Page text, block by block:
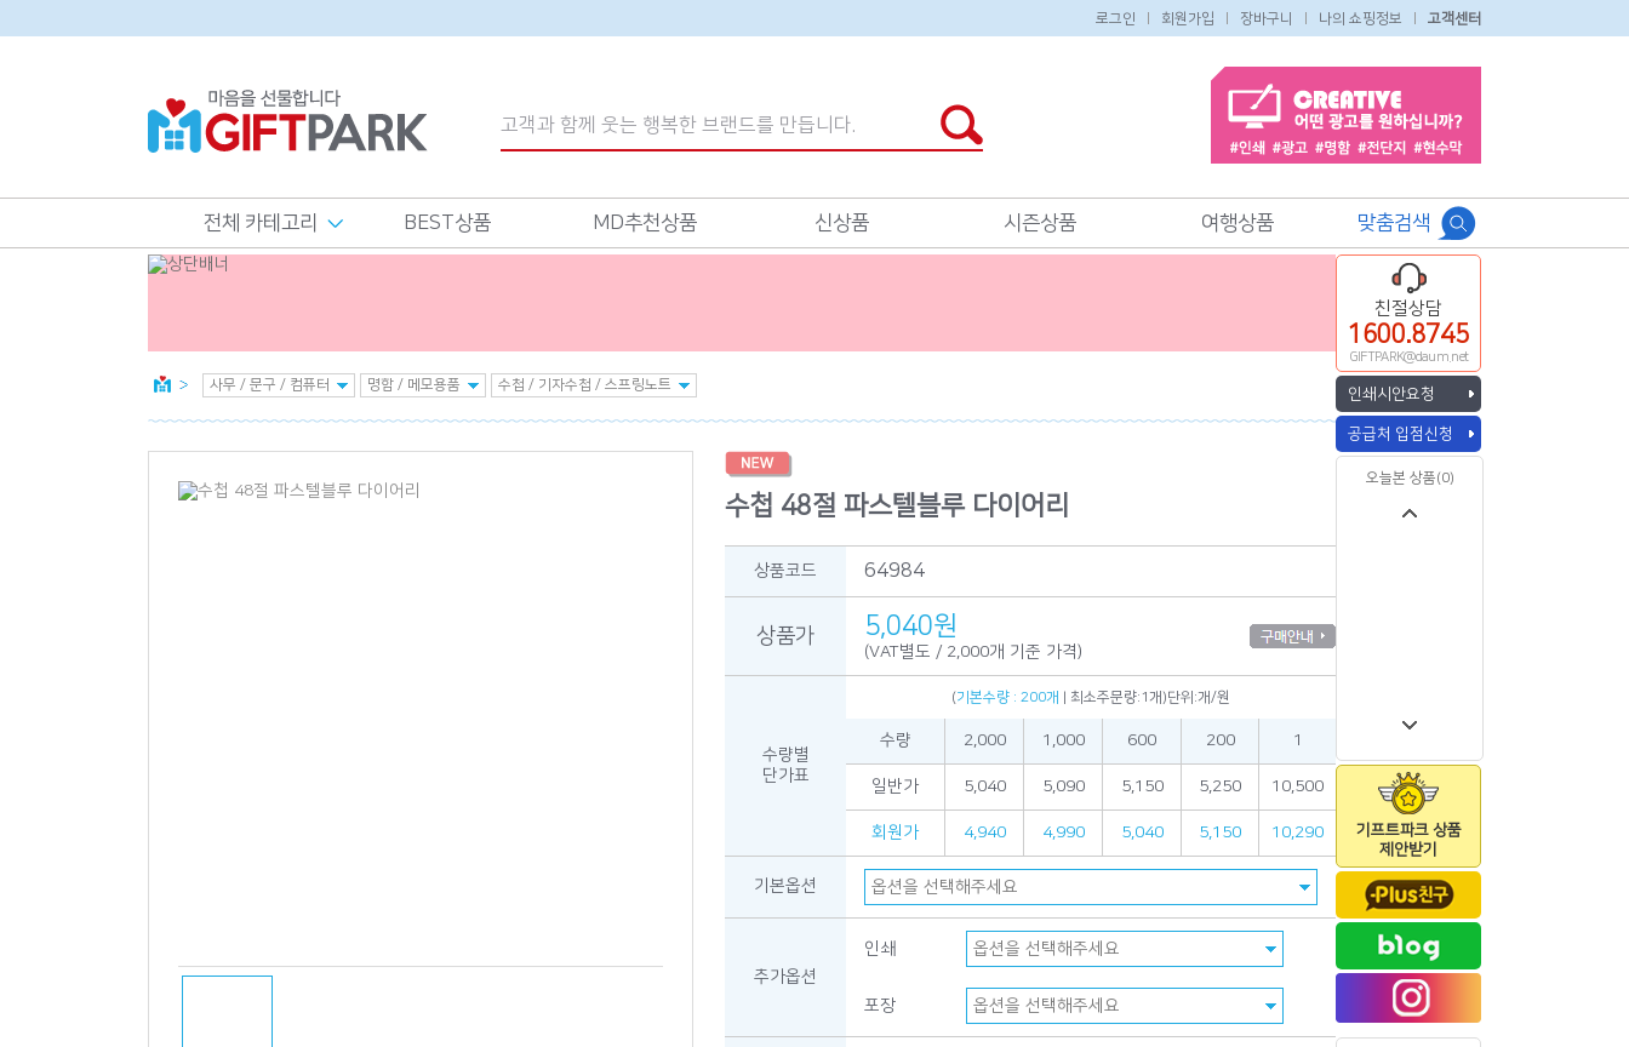
로그인 회원가입 장바구니 나의 쇼핑정보 고객센터
전체 카테고리 BEST상품 MD추천상품 신상품 시즌상품 여행상품 맞춤검색
수첩 48절 파스텔블루 다이어리
상품코드 64984
상품가 5,040원
(VAT별도 / 2,000개 기준 가격)
수량별
단가표
(기본수량 : 200개 | 최소주문량:1개)단위:개/원
수량 2,000 1,000 600 200 1
일반가 5,040 5,090 5,150 5,250 10,500
회원가 4,940 4,990 5,040 5,150 10,290
기본옵션
추가옵션
인쇄
포장
친절상담
1600.8745
GIFTPARK@daum.net
인쇄시안요청
공급처 입점신청
오늘본 상품(0)
기프트파크 상품
제안받기